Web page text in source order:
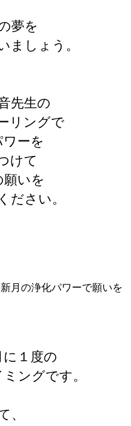
夢を
ましょう。
先生の
リングで
ーを
けて
いを
ださい。
に１度の
ングです。
、